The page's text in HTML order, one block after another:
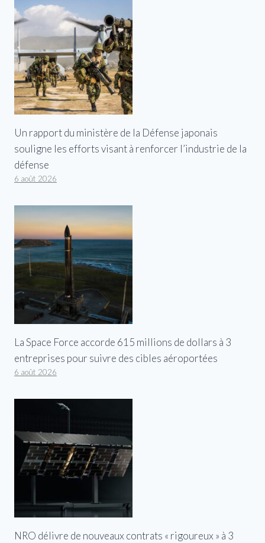
Un rapport du ministère de la Défense japonais
souligne les efforts visant à renforcer l’industrie de la
défense
6 août 2026
La Space Force accorde 615 millions de dollars à 3
entreprises pour suivre des cibles aéroportées
6 août 2026
NRO délivre de nouveaux contrats « rigoureux » à 3